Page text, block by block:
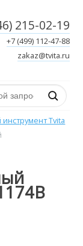
215-02-19
+7 (499) 112-47-88
zakaz@tvita.ru
Tvita